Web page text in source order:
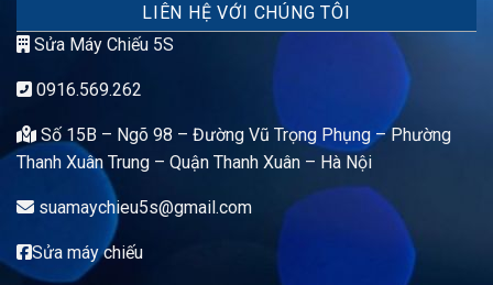
LIÊN HỆ VỚI CHÚNG TÔI
Sửa Máy Chiếu 5S
0916.569.262
Số 15B – Ngõ 98 – Đường Vũ Trọng Phụng – Phường
Thanh Xuân Trung – Quận Thanh Xuân – Hà Nội
suamaychieu5s@gmail.com
Sửa máy chiếu